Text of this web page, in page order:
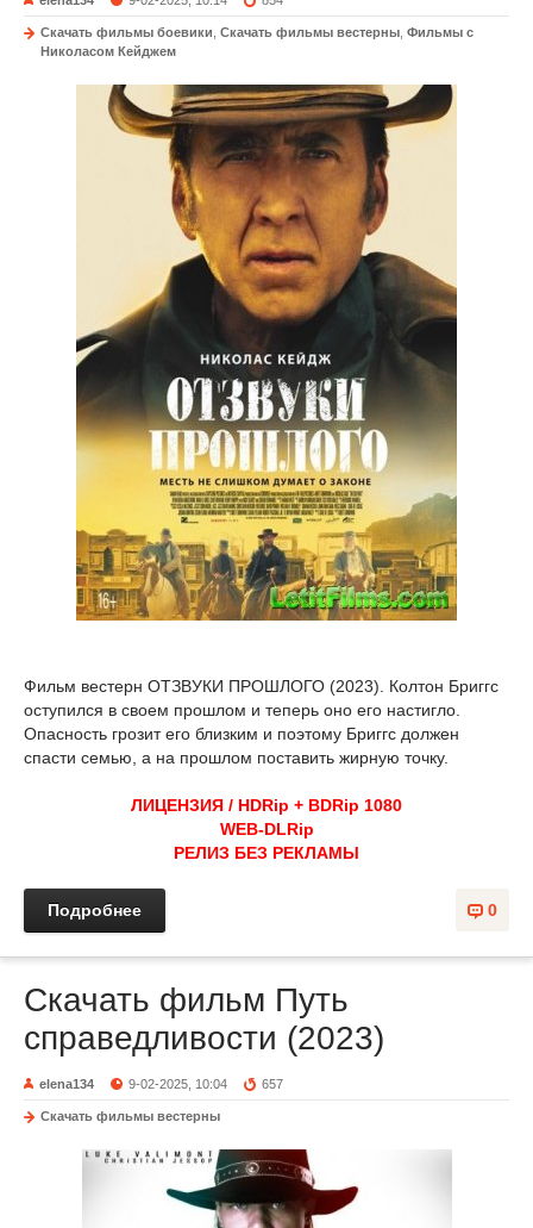
Скачать фильмы боевики Скачать фильмы вестерны Фильмы с
Николасом Кейджем
Фильм вестерн ОТЗВУКИ ПРОШЛОГО (2023). Колтон Бриггс
оступился в своем прошлом и теперь оно его настигло.
Опасность грозит его близким и поэтому Бриггс должен
спасти семью, а на прошлом поставить жирную точку.
ЛИЦЕНЗИЯ / HDRip + BDRip 1080
WEB-DLRip
РЕЛИЗ БЕЗ РЕКЛАМЫ
0
Подробнее
Скачать фильм Путь
справедливости (2023)
elena134 9-02-2025, 10:04 657
Скачать фильмы вестерны